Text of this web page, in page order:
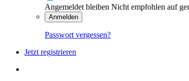
Angemeldet bleiben Nicht empfohlen auf
Anmelden
Passwort vergessen?
Jetzt registrieren